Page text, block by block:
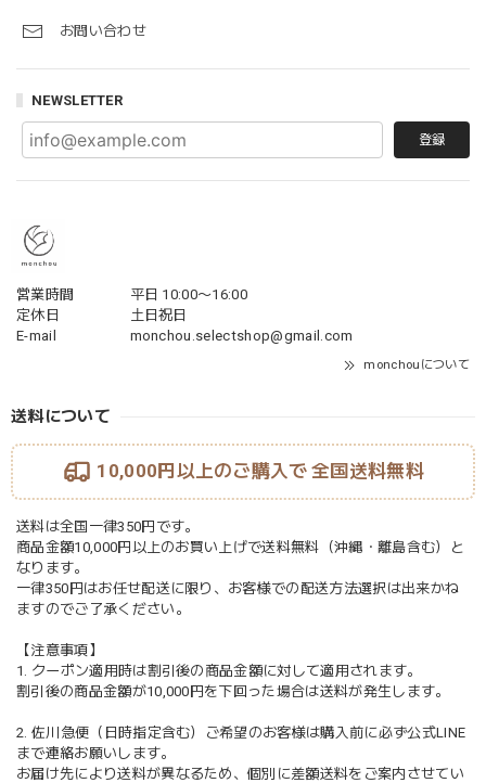
お問い合わせ
NEWSLETTER
登録
営業時間
平日 10:00〜16:00
定休日
土日祝日
E-mail
monchou.selectshop@gmail.com
monchouについて
送料について
10,000円以上のご購入で 全国送料無料
送料は全国一律350円です。
商品金額10,000円以上のお買い上げで送料無料（沖縄・離島含む）と
なります。
一律350円はお任せ配送に限り、お客様での配送方法選択は出来かね
ますのでご了承ください。
【注意事項】
1. クーポン適用時は割引後の商品金額に対して適用されます。
割引後の商品金額が10,000円を下回った場合は送料が発生します。
2. 佐川急便（日時指定含む）ご希望のお客様は購入前に必ず公式LINE
まで連絡お願いします。
お届け先により送料が異なるため、個別に差額送料をご案内させてい